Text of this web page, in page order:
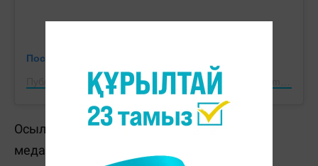
Посмотреть эту публикацию в Instagram
Осылайша, Анорбаев кем дегенде қола
медальді қамтамасыз етті.